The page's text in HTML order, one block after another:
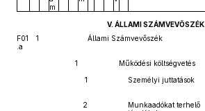
m
V. ÁLLAMI SZÁMVEVŐSZÉK
F01
.a
1 Állami Számvevőszék
1
Működési költségvetés
1
Személyi juttatások
2
Munkaadókat terhelő